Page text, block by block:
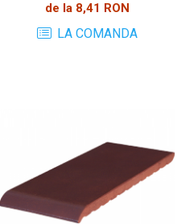
de la 8,41 RON
LA COMANDA